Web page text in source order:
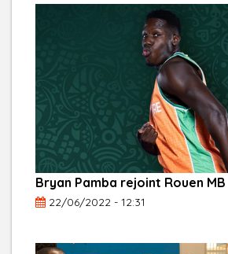
Bryan Pamba rejoint Rouen MB
22/06/2022 - 12:31